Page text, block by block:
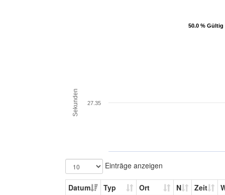
50.0 % Gültig
50.0 % Gültig
Sekunden 27.35
Einträge anzeigen
Datum Typ Ort N Zeit